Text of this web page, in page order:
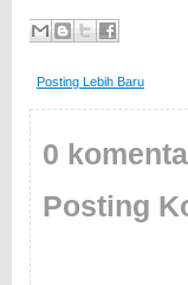
Posting Lebih Baru
0
Posting